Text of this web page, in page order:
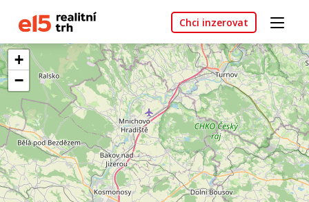
Chci inzerovat
+
−